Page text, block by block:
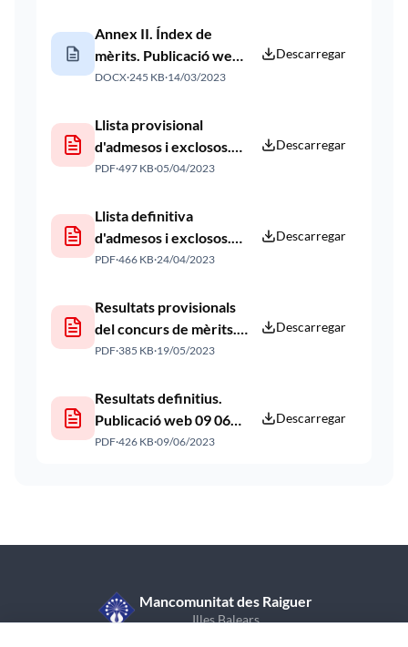
description
Annex II. Índex de
mèrits. Publicació web
14 03 2023
DOCX·245 KB·14/03/2023
Descarregar
Llista provisional
d'admesos i exclosos.
Publicació web 05 04
PDF·497 KB·05/04/2023
Descarregar
Llista definitiva
d'admesos i exclosos.
Publicació web 24 04
PDF·466 KB·24/04/2023
Descarregar
Resultats provisionals
del concurs de mèrits.
Publicació web 19 05
PDF·385 KB·19/05/2023
Descarregar
Resultats definitius.
Publicació web 09 06
2023
PDF·426 KB·09/06/2023
Descarregar
Mancomunitat des Raiguer
Illes Balears